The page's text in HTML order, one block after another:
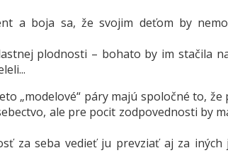
a boja sa, že svojim deťom by
plodnosti – bohato by im stačila
„modelové“ páry majú spoločné to, že
ale pre pocit zodpovednosti by
za seba vedieť ju prevziať aj za iných